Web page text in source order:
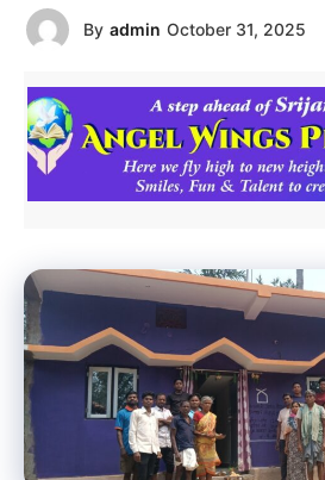
By admin October 31, 2025